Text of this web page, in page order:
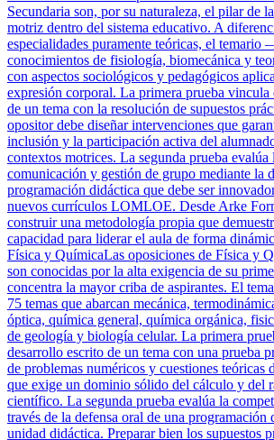
Secundaria son, por su naturaleza, el pilar de
motriz dentro del sistema educativo. A
especialidades puramente teóricas, el
conocimientos de fisiología, biomecánica y
con aspectos sociológicos y pedagógicos
expresión corporal. La primera prueba vincula
de un tema con la resolución de supuestos
opositor debe diseñar intervenciones que
inclusión y la participación activa del
contextos motrices. La segunda prueba evalúa
comunicación y gestión de grupo mediante la
programación didáctica que debe ser
nuevos currículos LOMLOE. Desde Arke
construir una metodología propia que
capacidad para liderar el aula de forma
Física y QuímicaLas oposiciones de Física y
son conocidas por la alta exigencia de su
concentra la mayor criba de aspirantes. El
75 temas que abarcan mecánica,
óptica, química general, química orgánica,
de geología y biología celular. La primera
desarrollo escrito de un tema con una prueba
de problemas numéricos y cuestiones teóricas
que exige un dominio sólido del cálculo y del
científico. La segunda prueba evalúa la
través de la defensa oral de una programación
unidad didáctica. Preparar bien los supuestos